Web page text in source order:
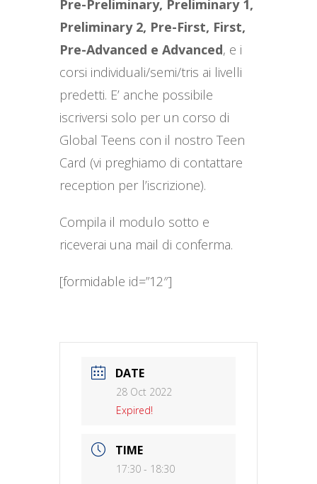
Pre-Preliminary, Preliminary 1,
Preliminary 2, Pre-First, First,
Pre-Advanced e Advanced, e i
corsi individuali/semi/tris ai livelli
predetti. E’ anche possibile
iscriversi solo per un corso di
Global Teens con il nostro Teen
Card (vi preghiamo di contattare
reception per l’iscrizione).
Compila il modulo sotto e
riceverai una mail di conferma.
[formidable id=”12″]
DATE
28 Oct 2022
Expired!
TIME
17:30 - 18:30